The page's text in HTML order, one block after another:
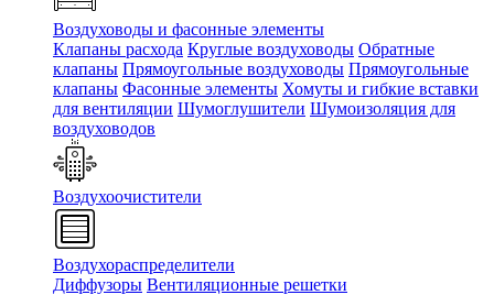
Воздуховоды и фасонные элементы
Клапаны расхода Круглые воздуховоды Обратные
клапаны Прямоугольные воздуховоды Прямоугольные
клапаны Фасонные элементы Хомуты и гибкие вставки
для вентиляции Шумоглушители Шумоизоляция для
воздуховодов
Воздухоочистители
Воздухораспределители
Диффузоры Вентиляционные решетки